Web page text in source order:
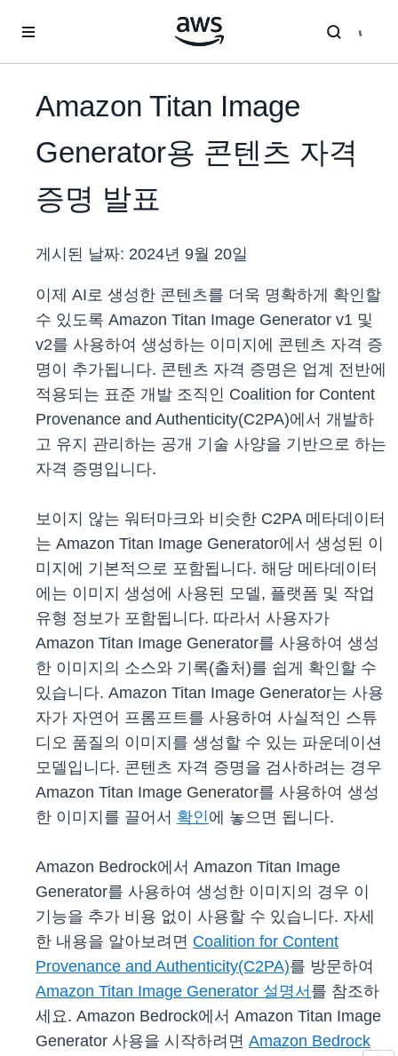
Amazon Titan Image
Generator용 콘텐츠 자격
증명 발표
게시된 날짜: 2024년 9월 20일
이제 AI로 생성한 콘텐츠를 더욱 명확하게 확인할
수 있도록 Amazon Titan Image Generator v1 및
v2를 사용하여 생성하는 이미지에 콘텐츠 자격 증
명이 추가됩니다. 콘텐츠 자격 증명은 업계 전반에
적용되는 표준 개발 조직인 Coalition for Content
Provenance and Authenticity(C2PA)에서 개발하
고 유지 관리하는 공개 기술 사양을 기반으로 하는
자격 증명입니다.
보이지 않는 워터마크와 비슷한 C2PA 메타데이터
는 Amazon Titan Image Generator에서 생성된 이
미지에 기본적으로 포함됩니다. 해당 메타데이터
에는 이미지 생성에 사용된 모델, 플랫폼 및 작업
유형 정보가 포함됩니다. 따라서 사용자가
Amazon Titan Image Generator를 사용하여 생성
한 이미지의 소스와 기록(출처)를 쉽게 확인할 수
있습니다. Amazon Titan Image Generator는 사용
자가 자연어 프롬프트를 사용하여 사실적인 스튜
디오 품질의 이미지를 생성할 수 있는 파운데이션
모델입니다. 콘텐츠 자격 증명을 검사하려는 경우
Amazon Titan Image Generator를 사용하여 생성
한 이미지를 끌어서 확인에 놓으면 됩니다.
Amazon Bedrock에서 Amazon Titan Image
Generator를 사용하여 생성한 이미지의 경우 이
기능을 추가 비용 없이 사용할 수 있습니다. 자세
한 내용을 알아보려면 Coalition for Content
Provenance and Authenticity(C2PA)를 방문하여
Amazon Titan Image Generator 설명서 를 참조하
세요. Amazon Bedrock에서 Amazon Titan Image
Generator 사용을 시작하려면 Amazon Bedrock